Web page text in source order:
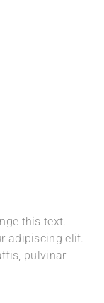
this text.
adipiscing elit.
pulvinar